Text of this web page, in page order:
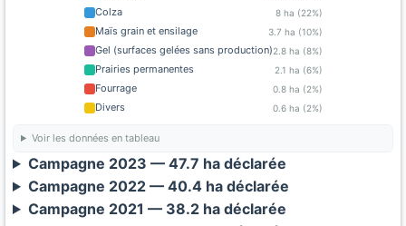
Colza 8 ha (22%)
Maïs grain et ensilage 3.7 ha (10%)
Gel (surfaces gelées sans production)2.8 ha (8%)
Prairies permanentes 2.1 ha (6%)
Fourrage 0.8 ha (2%)
Divers 0.6 ha (2%)
Voir les données en tableau
Campagne 2023 — 47.7 ha déclarée
Campagne 2022 — 40.4 ha déclarée
Campagne 2021 — 38.2 ha déclarée